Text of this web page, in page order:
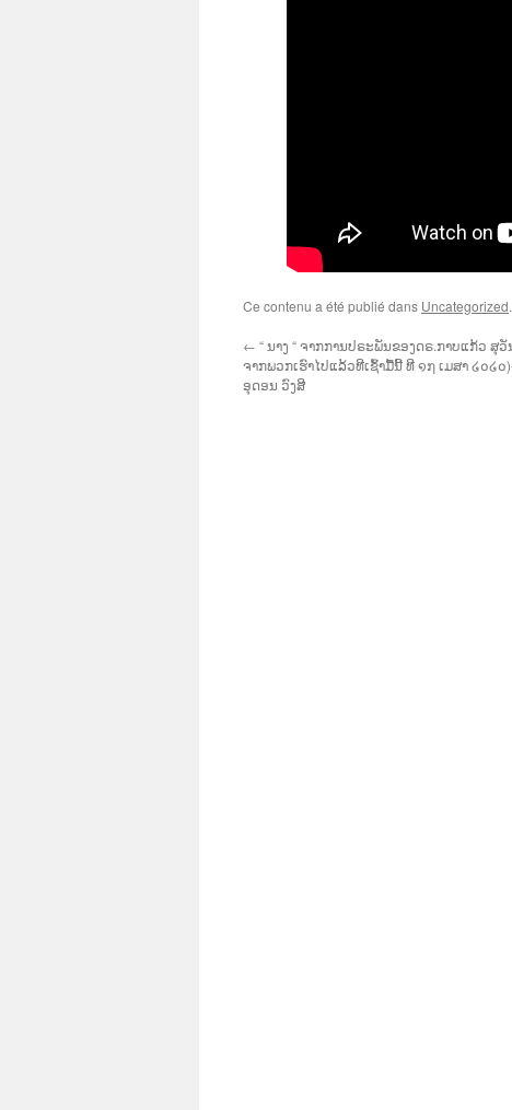
Ce contenu a été publié dans Uncategorized
← “ ນາງ “ ຈາກການປຣະພັນຂອງດຣ.ກາບແກ້ວ ສຸວັ
ຈາກພວກເຮົາໄປແລ້ວທີເຊົ້າມື້ນີ້ ທີ ໑໗ ເມສາ ໒໐໒໐
ອຸດອນ ວົງສີ